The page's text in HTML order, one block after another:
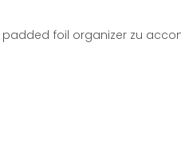
foil organizer zu